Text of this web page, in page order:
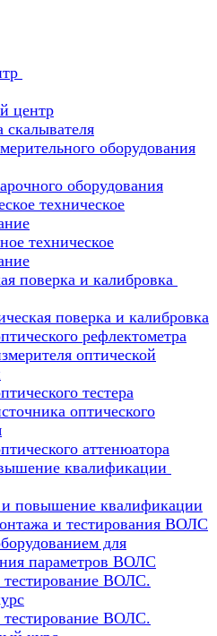
центр
скалывателя
оборудования
оборудования
техническое
техническое
поверка и калибровка
поверка и калибровка
рефлектометра
оптической
тестера
оптического
аттенюатора
квалификации
повышение квалификации
и тестирования ВОЛС
для
параметров ВОЛС
ВОЛС.
ВОЛС.